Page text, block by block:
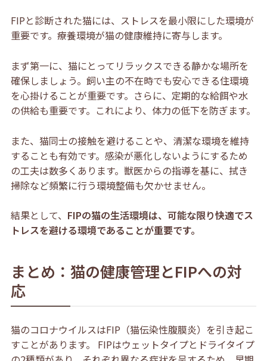
FIPと診断された猫には、ストレスを最小限にした環境が
重要です。療養環境が猫の健康維持に寄与します。
まず第一に、猫にとってリラックスできる静かな場所を
確保しましょう。飼い主の不在時でも安心できる住環境
を心掛けることが重要です。さらに、定期的な給餌や水
の供給も重要です。これにより、体力の低下を防ぎます。
また、猫同士の接触を避けることや、清潔な環境を維持
することも有効です。感染が悪化しないようにするため
の工夫は数多くあります。獣医からの指導を基に、拭き
掃除など頻繁に行う環境整備も欠かせません。
結果として、 FIPの猫の生活環境は、可能な限り快適でス
トレスを避ける環境であることが重要です。
まとめ：猫の健康管理とFIPへの対
応
猫のコロナウイルスはFIP（猫伝染性腹膜炎）を引き起こ
すことがあります。 FIPはウェットタイプとドライタイプ